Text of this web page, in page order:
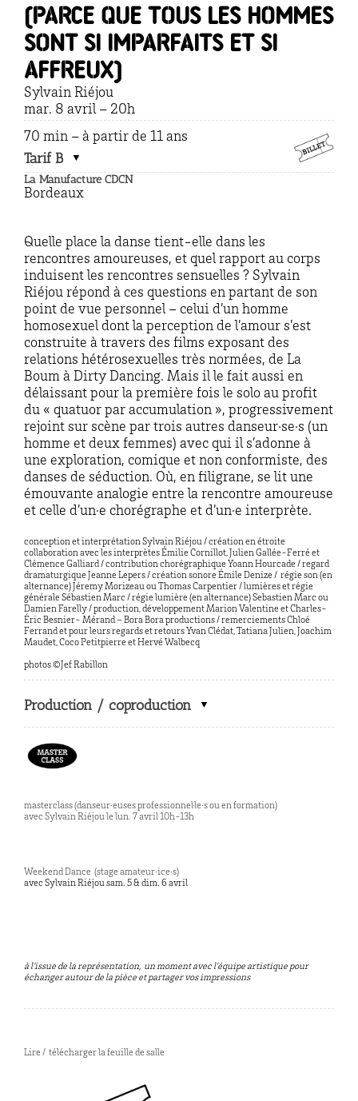
(parce que tous les hommes
sont si imparfaits et si
affreux)
Sylvain Riéjou
mar. 8 avril – 20h
70 min – à partir de 11 ans
Tarif B
La Manufacture CDCN
Bordeaux
Quelle place la danse tient-elle dans les
rencontres amoureuses, et quel rapport au corps
induisent les rencontres sensuelles ? Sylvain
Riéjou répond à ces questions en partant de son
point de vue personnel – celui d’un homme
homosexuel dont la perception de l’amour s’est
construite à travers des films exposant des
relations hétérosexuelles très normées, de La
Boum à Dirty Dancing. Mais il le fait aussi en
délaissant pour la première fois le solo au profit
du « quatuor par accumulation », progressivement
rejoint sur scène par trois autres danseur·se·s (un
homme et deux femmes) avec qui il s’adonne à
une exploration, comique et non conformiste, des
danses de séduction. Où, en filigrane, se lit une
émouvante analogie entre la rencontre amoureuse
et celle d’un·e chorégraphe et d’un·e interprète.
conception et interprétation Sylvain Riéjou / création en étroite
collaboration avec les interprètes Émilie Cornillot, Julien Gallée-Ferré et
Clémence Galliard / contribution chorégraphique Yoann Hourcade / regard
dramaturgique Jeanne Lepers / création sonore Émile Denize / régie son (en
alternance) Jéremy Morizeau ou Thomas Carpentier / lumières et régie
générale Sébastien Marc / régie lumière (en alternance) Sebastien Marc ou
Damien Farelly / production, développement Marion Valentine et Charles-
Éric Besnier- Mérand – Bora Bora productions / remerciements Chloé
Ferrand et pour leurs regards et retours Yvan Clédat, Tatiana Julien, Joachim
Maudet, Coco Petitpierre et Hervé Walbecq
photos ©Jef Rabillon
Production / coproduction
masterclass (danseur·euses professionnel·le·s ou en formation)
avec Sylvain Riéjou le lun. 7 avril 10h-13h
Weekend Dance (stage amateur·ice·s)
avec Sylvain Riéjou sam. 5 & dim. 6 avril
à l’issue de la représentation, un moment avec l’équipe artistique pour
échanger autour de la pièce et partager vos impressions
Lire / télécharger la feuille de salle